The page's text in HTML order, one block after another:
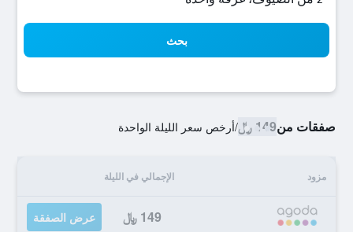
بحث
صفقات من149 ﷼ /أرخص سعر الليلة الواحدة
مزود الإجمالي في الليلة
149 ﷼ عرض الصفقة